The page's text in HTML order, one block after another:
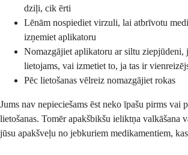
dziļi, cik ērti
Lēnām nospiediet virzuli, lai atbrīvotu
izņemiet aplikatoru
Nomazgājiet aplikatoru ar siltu ziepjūdeni,
lietojams, vai izmetiet to, ja tas ir
Pēc lietošanas vēlreiz nomazgājiet rokas
Jums nav nepieciešams ēst neko īpašu pirms vai
lietošanas. Tomēr apakšbikšu ieliktņa valkāšana
jūsu apakšveļu no jebkuriem medikamentiem,